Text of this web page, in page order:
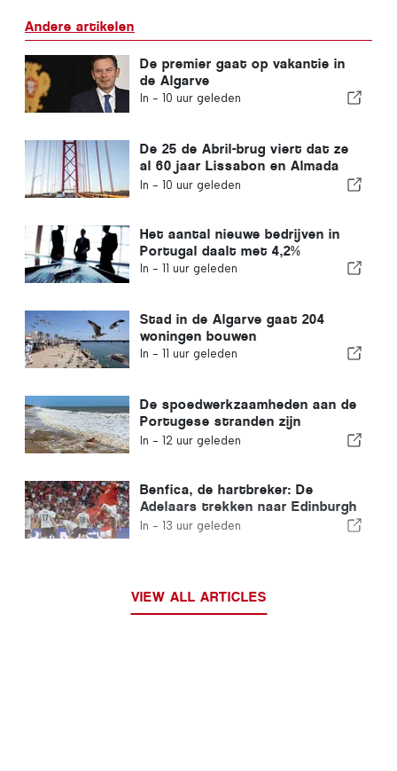
Andere artikelen
De premier gaat op vakantie in
de Algarve
In - 10 uur geleden
De 25 de Abril-brug viert dat ze
al 60 jaar Lissabon en Almada
met elkaar verbindt
In - 10 uur geleden
Het aantal nieuwe bedrijven in
Portugal daalt met 4,2%
In - 11 uur geleden
Stad in de Algarve gaat 204
woningen bouwen
In - 11 uur geleden
De spoedwerkzaamheden aan de
Portugese stranden zijn
afgerond
In - 12 uur geleden
Benfica, de hartbreker: De
Adelaars trekken naar Edinburgh
met één voet al in de volgende
In - 13 uur geleden
VIEW ALL ARTICLES